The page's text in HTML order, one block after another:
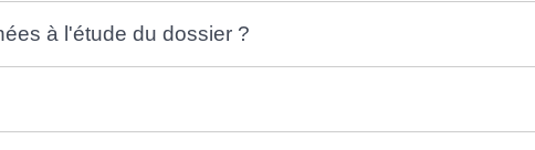
à l'étude du dossier ?